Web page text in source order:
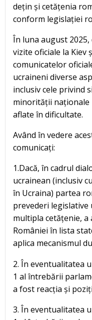
dețin și cetățenia
conform legislației
În luna august
vizite oficiale la Kiev
comunicatelor
ucraineni diverse
inclusiv cele privind
minorității naționale
aflate în dificultate.
Având în vedere
comunicați:
1.Dacă, în cadrul
ucrainean (inclusiv
în Ucraina) partea
prevederi legislative
multipla cetățenie,
României în lista
aplica mecanismul
2. În eventualitatea
1 al întrebării
a fost reacția și
3. În eventualitatea